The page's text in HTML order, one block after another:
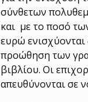
σύνθετων
και με το ποσό
ευρώ ενισχύονται
προώθηση των
βιβλίου. Οι
απευθύνονται σε